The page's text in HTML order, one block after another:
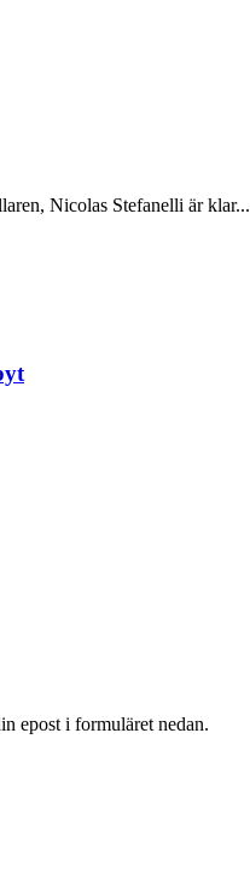
Nicolas Stefanelli är klar...
epost i formuläret nedan.